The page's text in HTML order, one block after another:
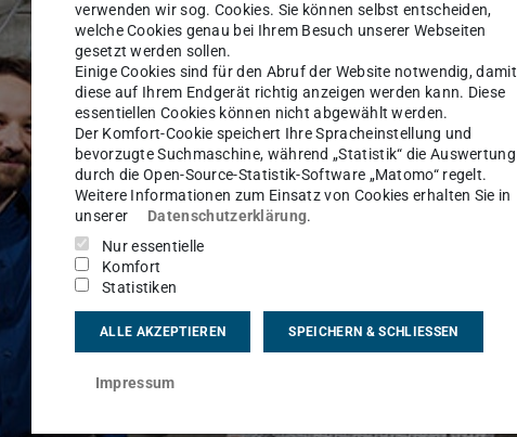
verwenden wir sog. Cookies. Sie können selbst entscheiden,
welche Cookies genau bei Ihrem Besuch unserer Webseiten
gesetzt werden sollen.
Einige Cookies sind für den Abruf der Website notwendig, damit
diese auf Ihrem Endgerät richtig anzeigen werden kann. Diese
essentiellen Cookies können nicht abgewählt werden.
Der Komfort-Cookie speichert Ihre Spracheinstellung und
bevorzugte Suchmaschine, während „Statistik“ die Auswertung
durch die Open-Source-Statistik-Software „Matomo“ regelt.
Weitere Informationen zum Einsatz von Cookies erhalten Sie in
unserer
Datenschutzerklärung.
Nur essentielle
Komfort
Statistiken
ALLE AKZEPTIEREN SPEICHERN & SCHLIESSEN
Impressum